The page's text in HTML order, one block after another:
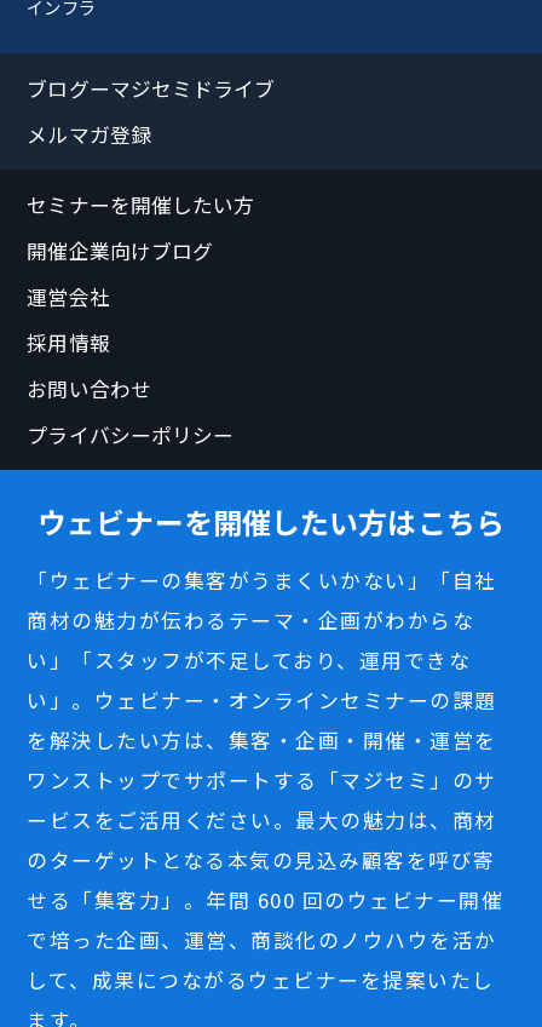
インフラ
ブログーマジセミドライブ
メルマガ登録
セミナーを開催したい方
開催企業向けブログ
運営会社
採用情報
お問い合わせ
プライバシーポリシー
ウェビナーを開催したい方はこちら
「ウェビナーの集客がうまくいかない」「自社
商材の魅力が伝わるテーマ・企画がわからな
い」「スタッフが不足しており、運用できな
い」。ウェビナー・オンラインセミナーの課題
を解決したい方は、集客・企画・開催・運営を
ワンストップでサポートする「マジセミ」のサ
ービスをご活用ください。最大の魅力は、商材
のターゲットとなる本気の見込み顧客を呼び寄
せる「集客力」。年間 600 回のウェビナー開催
で培った企画、運営、商談化のノウハウを活か
して、成果につながるウェビナーを提案いたし
ます。